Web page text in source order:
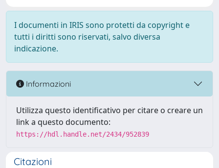
I documenti in IRIS sono protetti da copyright e
tutti i diritti sono riservati, salvo diversa
indicazione.
Informazioni
Utilizza questo identificativo per citare o creare un
link a questo documento:
https://hdl.handle.net/2434/952839
Citazioni